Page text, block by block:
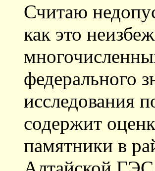
Считаю
как это
федерального
исследования
содержит
памятники в